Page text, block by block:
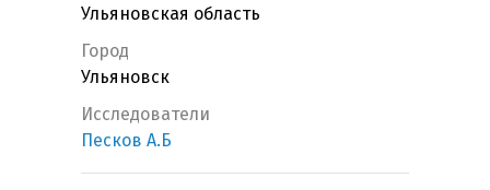
Ульяновская область
Город
Ульяновск
Исследователи
Песков А.Б